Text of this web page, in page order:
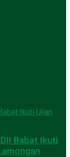
Babat Ikuti